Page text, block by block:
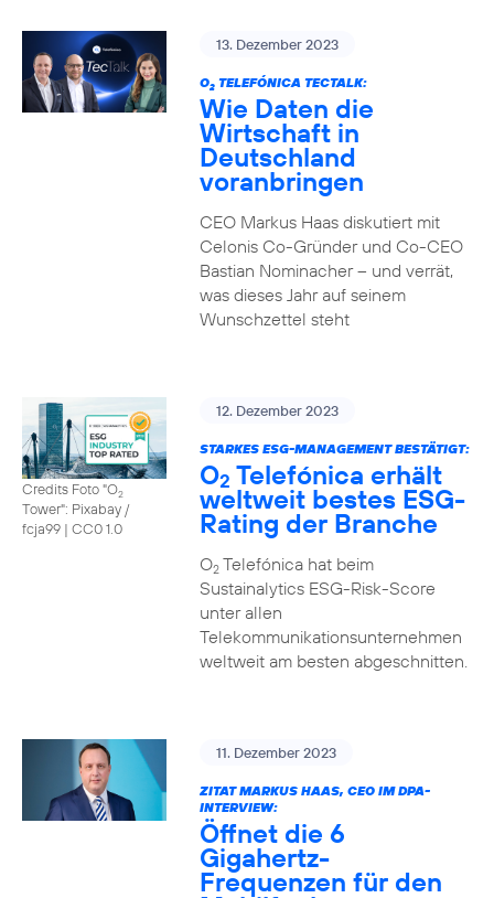
13. Dezember 2023
O2TELEFÓNICA TECTALK:
Wie Daten die
Wirtschaft in
Deutschland
voranbringen
CEO Markus Haas diskutiert mit
Celonis Co-Gründer und Co-CEO
Bastian Nominacher – und verrät,
was dieses Jahr auf seinem
Wunschzettel steht
Credits Foto "O2
Tower": Pixabay /
fcja99 | CC0 1.0
12. Dezember 2023
STARKES ESG-MANAGEMENT BESTÄTIGT:
O2 Telefónica erhält
weltweit bestes ESG-
Rating der Branche
O2Telefónica hat beim
Sustainalytics ESG-Risk-Score
unter allen
Telekommunikationsunternehmen
weltweit am besten abgeschnitten.
11. Dezember 2023
ZITAT MARKUS HAAS, CEO IM DPA-
INTERVIEW:
Öffnet die 6
Gigahertz-
Frequenzen für den